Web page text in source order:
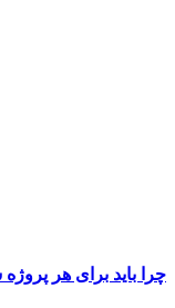
چرا باید برای هر